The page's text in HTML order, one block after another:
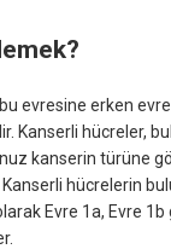
evresine erken
Kanserli hücreler,
kanserin türüne
Kanserli hücrelerin
Evre 1a, Evre 1b